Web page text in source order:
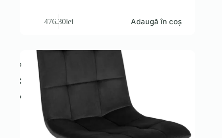
476.30lei Adaugă în coș